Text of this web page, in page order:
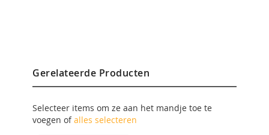
Gerelateerde Producten
Selecteer items om ze aan het mandje toe te
voegen ofalles selecteren